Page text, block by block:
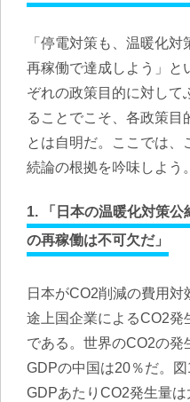
「停電対策も、温暖化
再稼働で達成しよう」と
ぞれの政策目的に対して
ることでこそ、各政策目
とは自明だ。ここでは、
続論の根拠を吟味しよう。
1. 「日本の温暖化対策
の再稼働は不可欠だ」
日本がCO2削減の費用対
途上国企業によるCO2発
である。世界のCO2の発
GDPの中国は20％だ。
GDPあたりCO2発生量